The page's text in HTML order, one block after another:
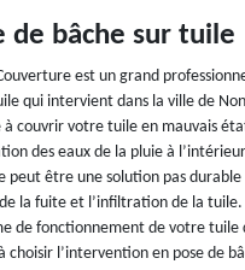
de bâche sur tuile
est un grand
qui intervient dans la ville de
à couvrir votre tuile en mauvais
des eaux de la pluie à
peut être une solution pas
la fuite et l’infiltration de la tuile.
de fonctionnement de votre
choisir l’intervention en pose de